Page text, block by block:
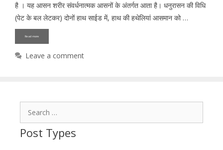
है । यह आसन शरीर संवर्धनात्मक आसनों के अंतर्गत आता है। धनुरासन की विधि
(पेट के बल लेटकर) दोनों हाथ साईड में, हाथ की हथेलियां आसमान को …
Read more
Leave a comment
Post Types